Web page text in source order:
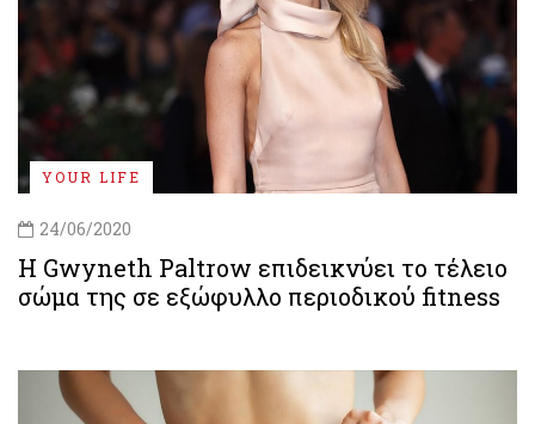
YOUR LIFE
24/06/2020
Η Gwyneth Paltrow επιδεικνύει το τέλειο
σώμα της σε εξώφυλλο περιοδικού fitness